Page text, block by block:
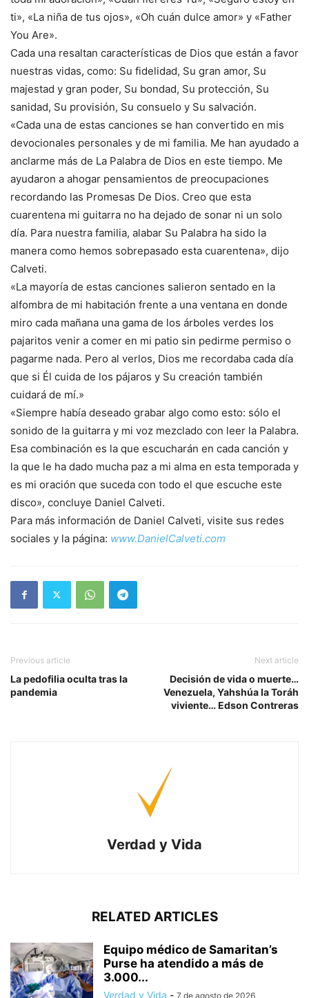
ti», «La niña de tus ojos», «Oh cuán dulce amor» y «Father
You Are».
Cada una resaltan características de Dios que están a favor
nuestras vidas, como: Su fidelidad, Su gran amor, Su
majestad y gran poder, Su bondad, Su protección, Su
sanidad, Su provisión, Su consuelo y Su salvación.
«Cada una de estas canciones se han convertido en mis
devocionales personales y de mi familia. Me han ayudado a
anclarme más de La Palabra de Dios en este tiempo. Me
ayudaron a ahogar pensamientos de preocupaciones
recordando las Promesas De Dios. Creo que esta
cuarentena mi guitarra no ha dejado de sonar ni un solo
día. Para nuestra familia, alabar Su Palabra ha sido la
manera como hemos sobrepasado esta cuarentena», dijo
Calveti.
«La mayoría de estas canciones salieron sentado en la
alfombra de mi habitación frente a una ventana en donde
miro cada mañana una gama de los árboles verdes los
pajaritos venir a comer en mi patio sin pedirme permiso o
pagarme nada. Pero al verlos, Dios me recordaba cada día
que si Él cuida de los pájaros y Su creación también
cuidará de mí.»
«Siempre había deseado grabar algo como esto: sólo el
sonido de la guitarra y mi voz mezclado con leer la Palabra.
Esa combinación es la que escucharán en cada canción y
la que le ha dado mucha paz a mi alma en esta temporada y
es mi oración que suceda con todo el que escuche este
disco», concluye Daniel Calveti.
Para más información de Daniel Calveti, visite sus redes
sociales y la página: www.DanielCalveti.com
Previous article
La pedofilia oculta tras la
pandemia
Next article
Decisión de vida o muerte…
Venezuela, Yahshúa la Toráh
viviente… Edson Contreras
Verdad y Vida
RELATED ARTICLES
Equipo médico de Samaritan’s
Purse ha atendido a más de
3.000...
Verdad y Vida - 7 de agosto de 2026